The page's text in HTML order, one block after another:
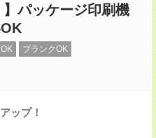
】パッケージ印刷機
ブランクOK
ップ！